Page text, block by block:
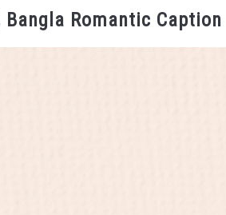
Bangla Romantic Caption